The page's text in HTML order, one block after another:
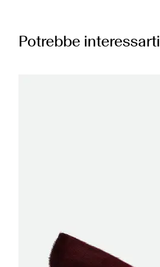
Potrebbe interessarti